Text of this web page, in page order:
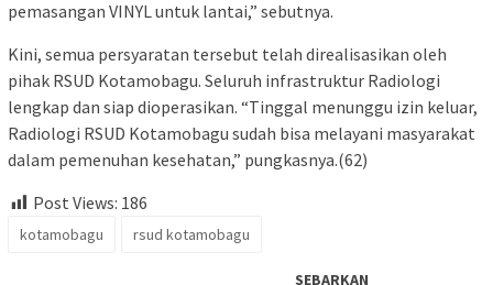
pemasangan VINYL untuk lantai,” sebutnya.
Kini, semua persyaratan tersebut telah direalisasikan oleh
pihak RSUD Kotamobagu. Seluruh infrastruktur Radiologi
lengkap dan siap dioperasikan. “Tinggal menunggu izin keluar,
Radiologi RSUD Kotamobagu sudah bisa melayani masyarakat
dalam pemenuhan kesehatan,” pungkasnya.(62)
Post Views: 186
kotamobagu rsud kotamobagu
SEBARKAN